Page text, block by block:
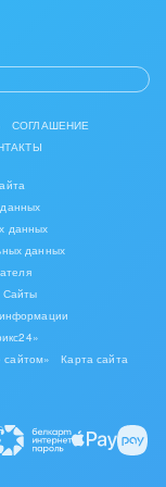
СОГЛАШЕНИЕ
данных
данных
Сайты
сайтом»
Карта сайта